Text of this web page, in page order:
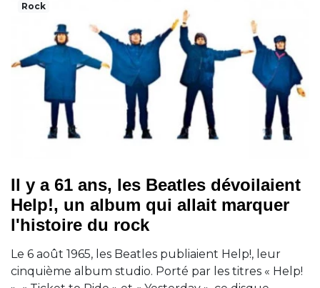
Rock
Il y a 61 ans, les Beatles dévoilaient
Help!, un album qui allait marquer
l'histoire du rock
Le 6 août 1965, les Beatles publiaient Help!, leur
cinquième album studio. Porté par les titres « Help!